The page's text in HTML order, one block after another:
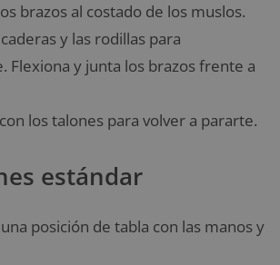
brazos al costado de los muslos.
y las rodillas para
Flexiona y junta los brazos frente a
los talones para volver a pararte.
estándar
posición de tabla con las manos y